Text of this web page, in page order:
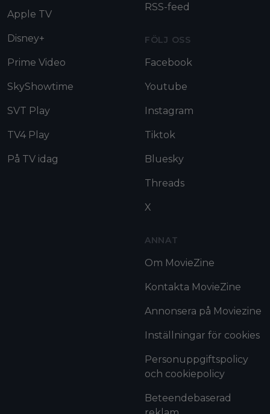
Apple TV
Disney+
Prime Video
SkyShowtime
SVT Play
TV4 Play
På TV idag
RSS-feed
FÖLJ OSS
Facebook
Youtube
Instagram
Tiktok
Bluesky
Threads
X
ANNAT
Om MovieZine
Kontakta MovieZine
Annonsera på Moviezine
Inställningar för cookies
Personuppgiftspolicy
och cookiepolicy
Beteendebaserad